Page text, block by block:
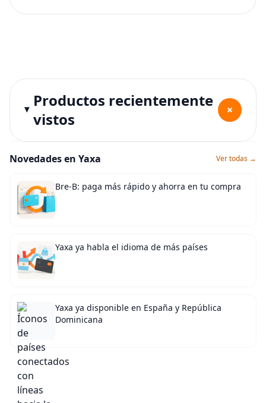
Productos recientemente
vistos
+
Novedades en Yaxa Ver todas →
Bre-B: paga más rápido y ahorra en tu compra
Yaxa ya habla el idioma de más países
Yaxa ya disponible en España y República
Dominicana